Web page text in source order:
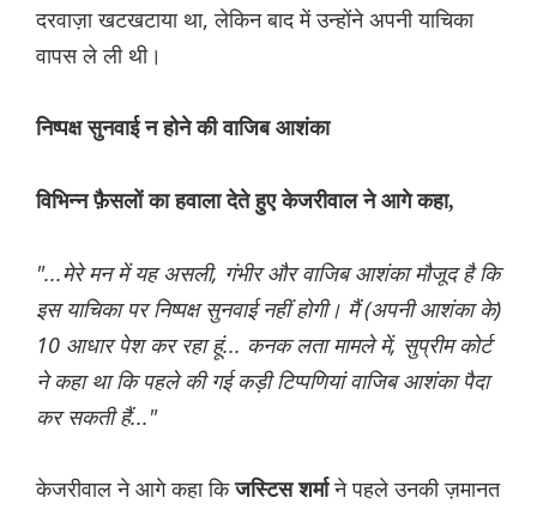
दरवाज़ा खटखटाया था, लेकिन बाद में उन्होंने अपनी याचिका
वापस ले ली थी।
निष्पक्ष सुनवाई न होने की वाजिब आशंका
विभिन्न फ़ैसलों का हवाला देते हुए केजरीवाल ने आगे कहा,
"...मेरे मन में यह असली, गंभीर और वाजिब आशंका मौजूद है कि
इस याचिका पर निष्पक्ष सुनवाई नहीं होगी। मैं (अपनी आशंका के)
10 आधार पेश कर रहा हूं... कनक लता मामले में, सुप्रीम कोर्ट
ने कहा था कि पहले की गई कड़ी टिप्पणियां वाजिब आशंका पैदा
कर सकती हैं..."
केजरीवाल ने आगे कहा किजस्टिस शर्माने पहले उनकी ज़मानत